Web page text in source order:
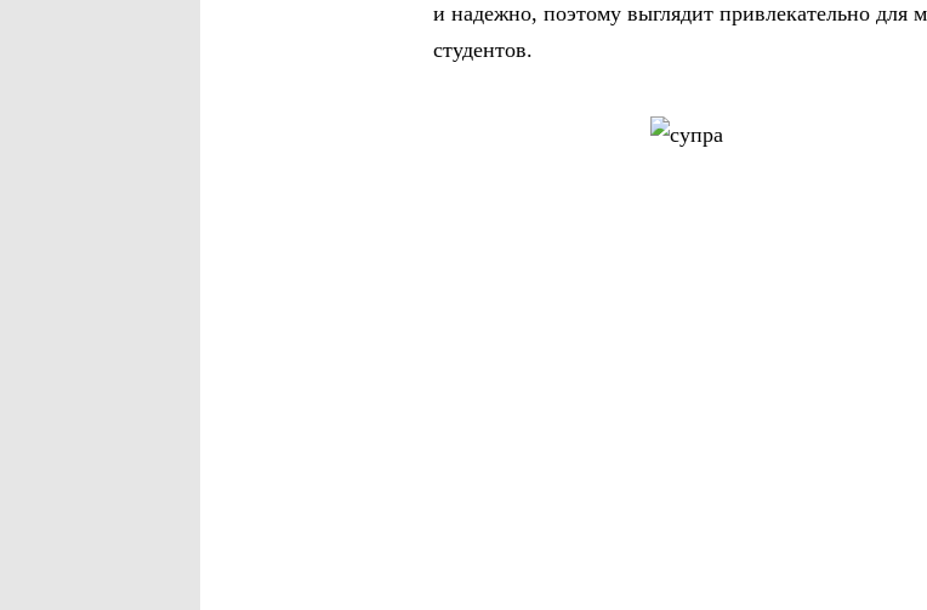
и надежно, поэтому выглядит привлекательно для
студентов.